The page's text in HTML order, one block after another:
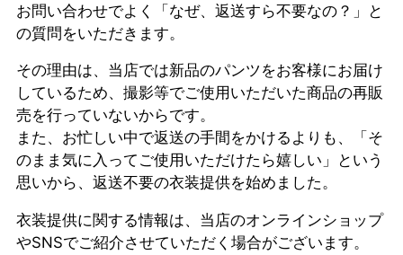
お問い合わせでよく「なぜ、返送すら不要なの？」と
の質問をいただきます。
その理由は、当店では新品のパンツをお客様にお届け
しているため、撮影等でご使用いただいた商品の再販
売を行っていないからです。
また、お忙しい中で返送の手間をかけるよりも、「そ
のまま気に入ってご使用いただけたら嬉しい」という
思いから、返送不要の衣装提供を始めました。
衣装提供に関する情報は、当店のオンラインショップ
やSNSでご紹介させていただく場合がございます。